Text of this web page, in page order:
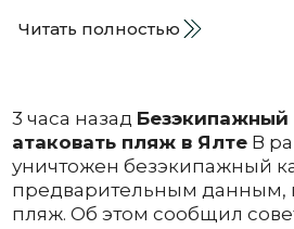
Читать полностью
3 часа назад Безэкипажный
атаковать пляж в ЯлтеВ
уничтожен безэкипажный
предварительным данным,
пляж. Об этом сообщил